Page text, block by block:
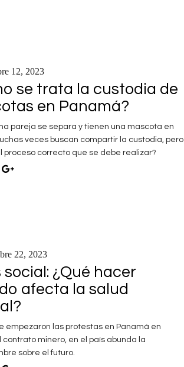
12, 2023
se trata la custodia de
en Panamá?
pareja se separa y tienen una mascota en
veces buscan compartir la custodia, pero
proceso correcto que se debe realizar?
22, 2023
social: ¿Qué hacer
afecta la salud
empezaron las protestas en Panamá en
contrato minero, en el país abunda la
sobre el futuro.